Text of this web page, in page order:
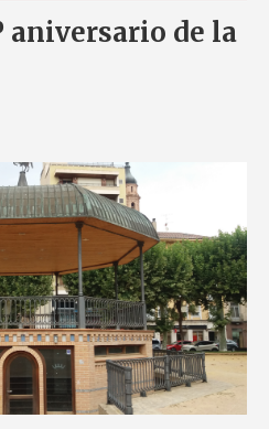
aniversario de la